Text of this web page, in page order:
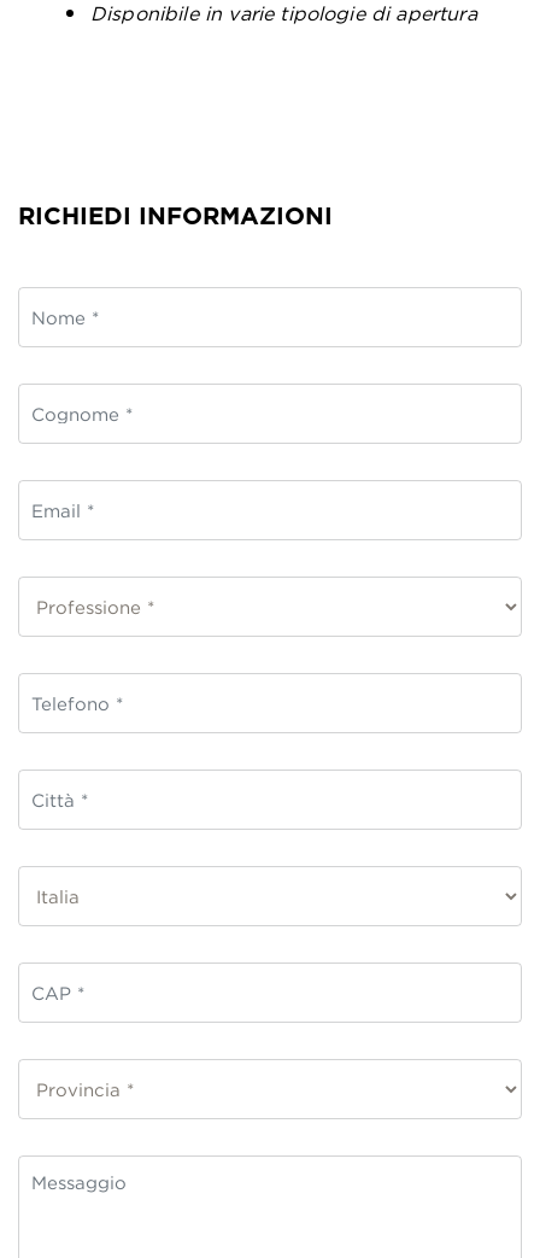
Disponibile in varie tipologie di apertura
RICHIEDI INFORMAZIONI